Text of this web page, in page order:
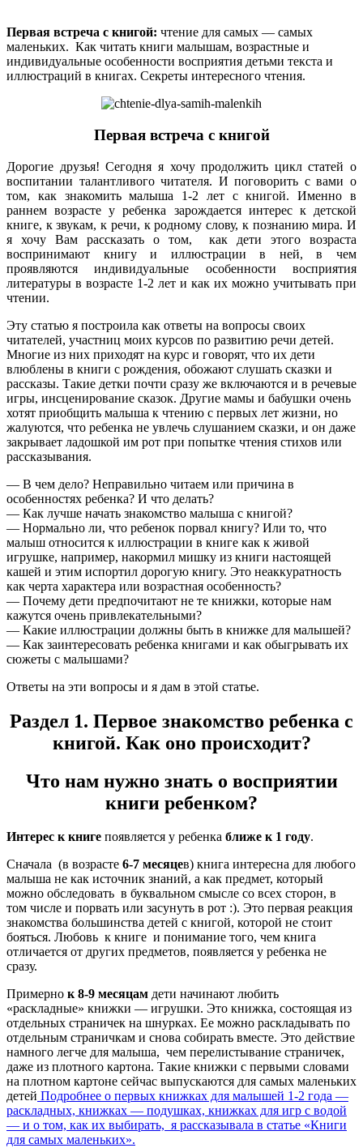
Первая встреча с книгой: чтение для самых — самых
маленьких. Как читать книги малышам, возрастные и
индивидуальные особенности восприятия детьми текста и
иллюстраций в книгах. Секреты интересного чтения.
Первая встреча с книгой
Дорогие друзья! Сегодня я хочу продолжить цикл статей о
воспитании талантливого читателя. И поговорить с вами о
том, как знакомить малыша 1-2 лет с книгой. Именно в
раннем возрасте у ребенка зарождается интерес к детской
книге, к звукам, к речи, к родному слову, к познанию мира. И
я хочу Вам рассказать о том, как дети этого возраста
воспринимают книгу и иллюстрации в ней, в чем
проявляются индивидуальные особенности восприятия
литературы в возрасте 1-2 лет и как их можно учитывать при
чтении.
Эту статью я построила как ответы на вопросы своих
читателей, участниц моих курсов по развитию речи детей.
Многие из них приходят на курс и говорят, что их дети
влюблены в книги с рождения, обожают слушать сказки и
рассказы. Такие детки почти сразу же включаются и в речевые
игры, инсценирование сказок. Другие мамы и бабушки очень
хотят приобщить малыша к чтению с первых лет жизни, но
жалуются, что ребенка не увлечь слушанием сказки, и он даже
закрывает ладошкой им рот при попытке чтения стихов или
рассказывания.
— В чем дело? Неправильно читаем или причина в
особенностях ребенка? И что делать?
— Как лучше начать знакомство малыша с книгой?
— Нормально ли, что ребенок порвал книгу? Или то, что
малыш относится к иллюстрации в книге как к живой
игрушке, например, накормил мишку из книги настоящей
кашей и этим испортил дорогую книгу. Это неаккуратность
как черта характера или возрастная особенность?
— Почему дети предпочитают не те книжки, которые нам
кажутся очень привлекательными?
— Какие иллюстрации должны быть в книжке для малышей?
— Как заинтересовать ребенка книгами и как обыгрывать их
сюжеты с малышами?
Ответы на эти вопросы и я дам в этой статье.
Раздел 1. Первое знакомство ребенка с
книгой. Как оно происходит?
Что нам нужно знать о восприятии
книги ребенком?
Интерес к книге появляется у ребенка ближе к 1 году.
Сначала (в возрасте 6-7 месяцев) книга интересна для любого
малыша не как источник знаний, а как предмет, который
можно обследовать в буквальном смысле со всех сторон, в
том числе и порвать или засунуть в рот :). Это первая реакция
знакомства большинства детей с книгой, которой не стоит
бояться. Любовь к книге и понимание того, чем книга
отличается от других предметов, появляется у ребенка не
сразу.
Примерно к 8-9 месяцам дети начинают любить
«раскладные» книжки — игрушки. Это книжка, состоящая из
отдельных страничек на шнурках. Ее можно раскладывать по
отдельным страничкам и снова собирать вместе. Это действие
намного легче для малыша, чем перелистывание страничек,
даже из плотного картона. Такие книжки с первыми словами
на плотном картоне сейчас выпускаются для самых маленьких
детей Подробнее о первых книжках для малышей 1-2 года —
раскладных, книжках — подушках, книжках для игр с водой
— и о том, как их выбирать, я рассказывала в статье «Книги
для самых маленьких».